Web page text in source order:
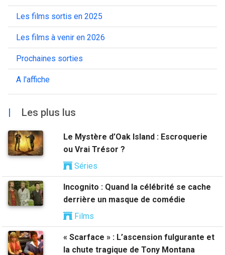
Les films sortis en 2025
Les films à venir en 2026
Prochaines sorties
A l'affiche
| Les plus lus
Le Mystère d’Oak Island : Escroquerie
ou Vrai Trésor ?
Séries
Incognito : Quand la célébrité se cache
derrière un masque de comédie
Films
« Scarface » : L’ascension fulgurante et
la chute tragique de Tony Montana